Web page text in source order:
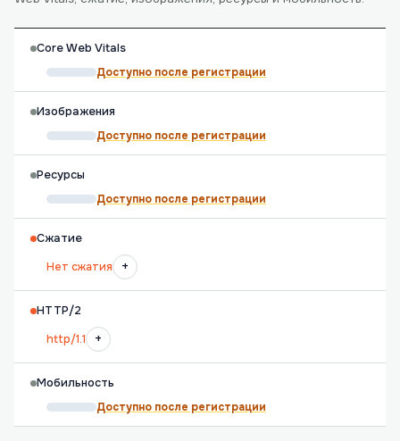
Core Web Vitals
Доступно после регистрации
Изображения
Доступно после регистрации
Ресурсы
Доступно после регистрации
Сжатие
Нет сжатия
+
HTTP/2
http/1.1
+
Мобильность
Доступно после регистрации